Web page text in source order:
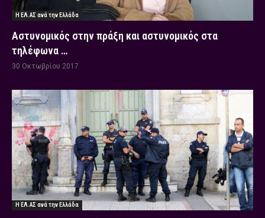
Η ΕΛ.ΑΣ ανά την Ελλάδα
Αστυνομικός στην πράξη και αστυνομικός στα
τηλέφωνα …
30 Οκτωβρίου 2017
Η ΕΛ.ΑΣ ανά την Ελλάδα